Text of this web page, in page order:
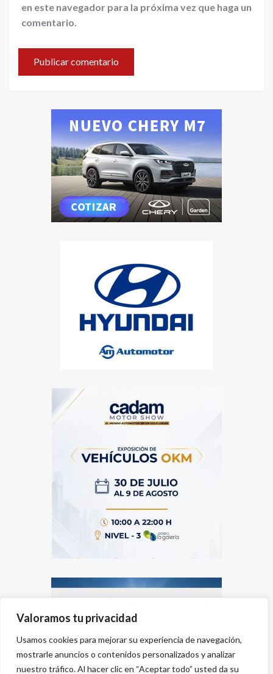
Valoramos tu privacidad
Usamos cookies para mejorar su experiencia de navegación,
mostrarle anuncios o contenidos personalizados y analizar
nuestro tráfico. Al hacer clic en “Aceptar todo” usted da su
en este navegador para la próxima vez que haga un
comentario.